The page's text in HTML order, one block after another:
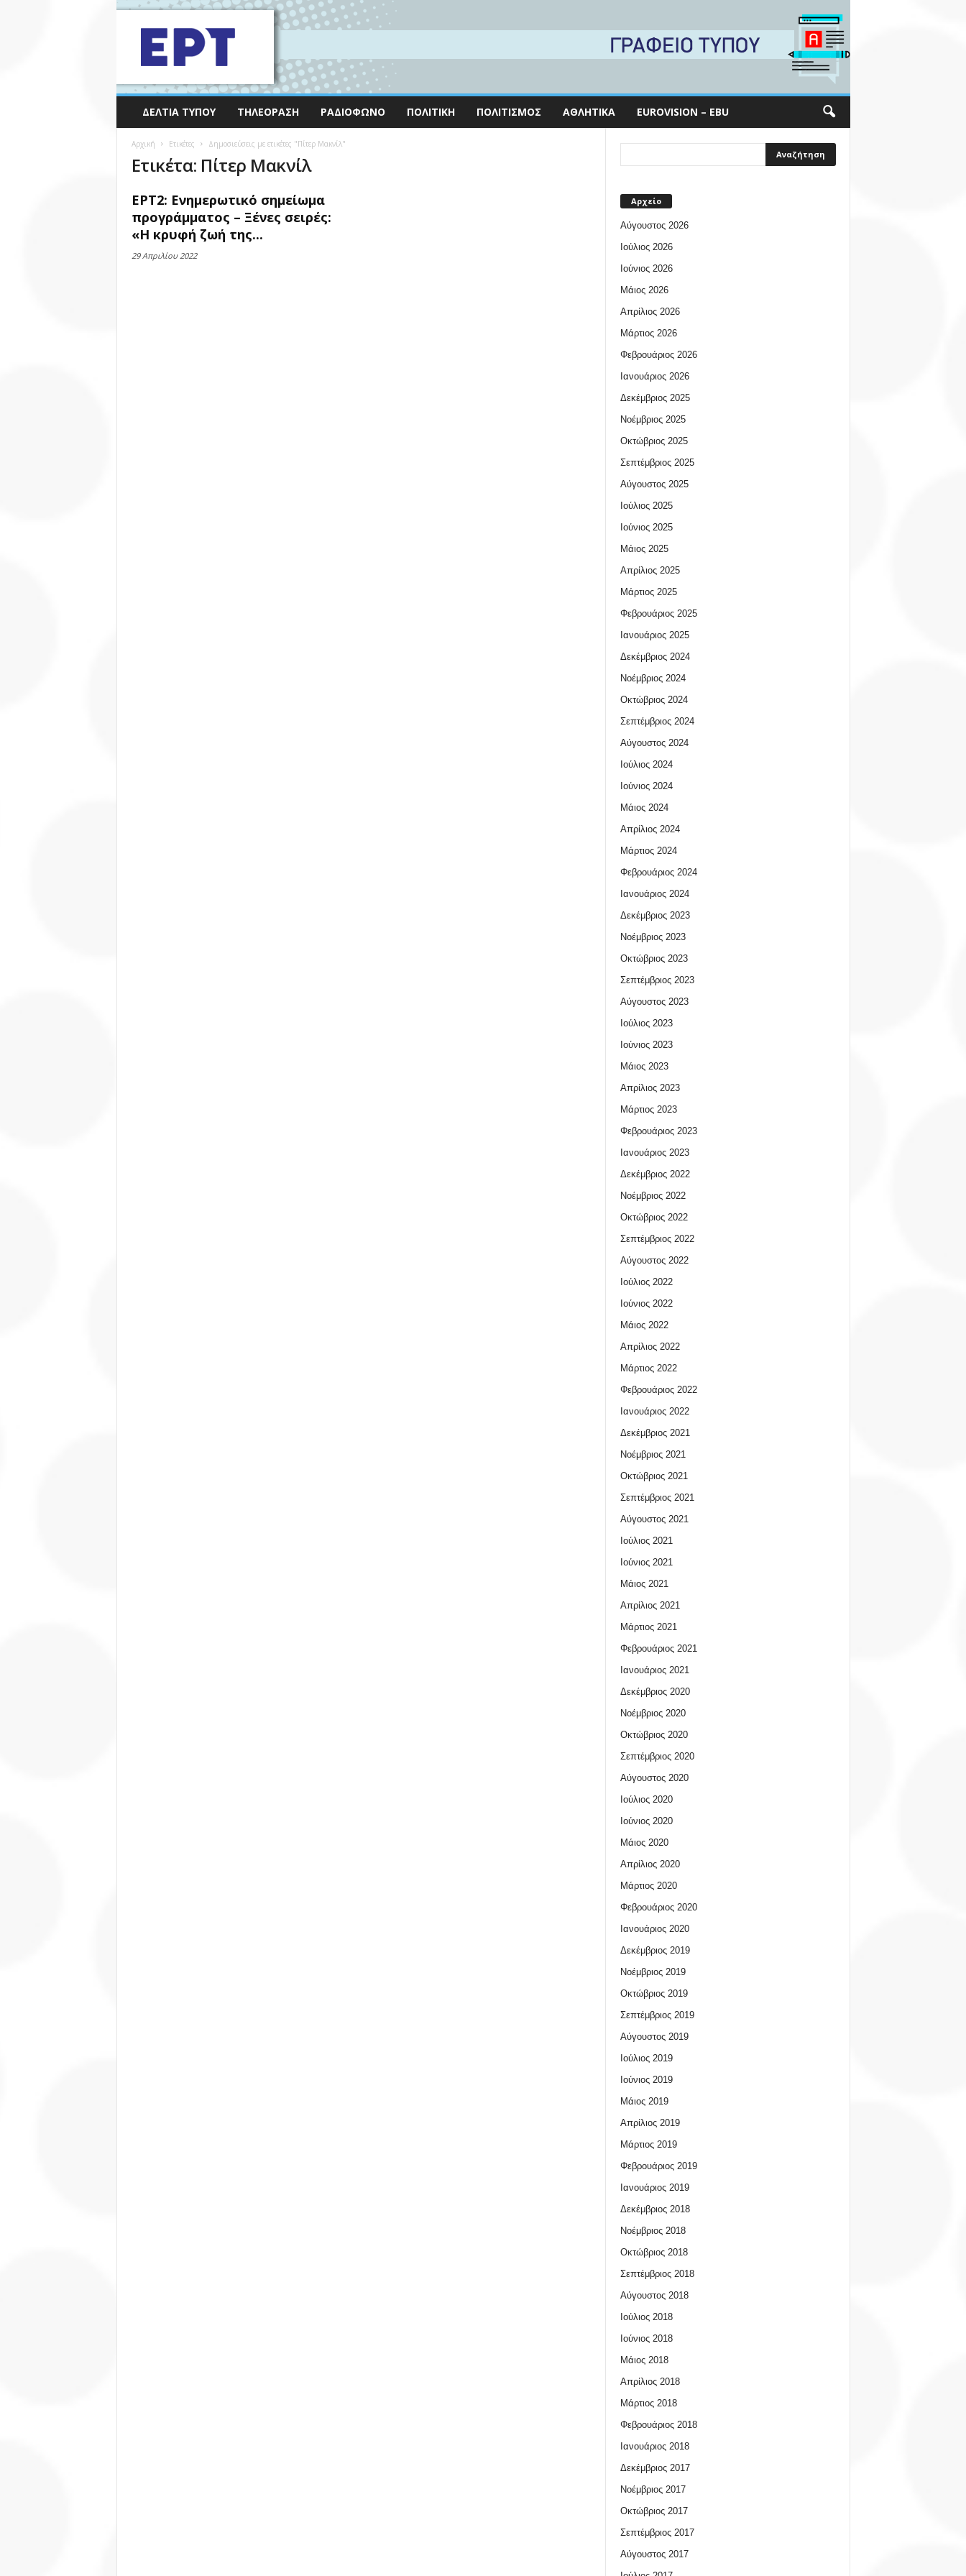
ΔΕΛΤΊΑ ΤΎΠΟΥ ΤΗΛΕΌΡΑΣΗ ΡΑΔΙΌΦΩΝΟ ΠΟΛΙΤΙΚΉ ΠΟΛΙΤΙΣΜΌΣ ΑΘΛΗΤΙΚΆ EUROVISION – EBU
Αρχική Ετικέτες Δημοσιεύσεις με ετικέτες "Πίτερ Μακνίλ"
Ετικέτα: Πίτερ Μακνίλ
ΕΡΤ2: Ενημερωτικό σημείωμα
προγράμματος – Ξένες σειρές:
«Η κρυφή ζωή της...
29 Απριλίου 2022
Αρχείο
Αύγουστος 2026
Ιούλιος 2026
Ιούνιος 2026
Μάιος 2026
Απρίλιος 2026
Μάρτιος 2026
Φεβρουάριος 2026
Ιανουάριος 2026
Δεκέμβριος 2025
Νοέμβριος 2025
Οκτώβριος 2025
Σεπτέμβριος 2025
Αύγουστος 2025
Ιούλιος 2025
Ιούνιος 2025
Μάιος 2025
Απρίλιος 2025
Μάρτιος 2025
Φεβρουάριος 2025
Ιανουάριος 2025
Δεκέμβριος 2024
Νοέμβριος 2024
Οκτώβριος 2024
Σεπτέμβριος 2024
Αύγουστος 2024
Ιούλιος 2024
Ιούνιος 2024
Μάιος 2024
Απρίλιος 2024
Μάρτιος 2024
Φεβρουάριος 2024
Ιανουάριος 2024
Δεκέμβριος 2023
Νοέμβριος 2023
Οκτώβριος 2023
Σεπτέμβριος 2023
Αύγουστος 2023
Ιούλιος 2023
Ιούνιος 2023
Μάιος 2023
Απρίλιος 2023
Μάρτιος 2023
Φεβρουάριος 2023
Ιανουάριος 2023
Δεκέμβριος 2022
Νοέμβριος 2022
Οκτώβριος 2022
Σεπτέμβριος 2022
Αύγουστος 2022
Ιούλιος 2022
Ιούνιος 2022
Μάιος 2022
Απρίλιος 2022
Μάρτιος 2022
Φεβρουάριος 2022
Ιανουάριος 2022
Δεκέμβριος 2021
Νοέμβριος 2021
Οκτώβριος 2021
Σεπτέμβριος 2021
Αύγουστος 2021
Ιούλιος 2021
Ιούνιος 2021
Μάιος 2021
Απρίλιος 2021
Μάρτιος 2021
Φεβρουάριος 2021
Ιανουάριος 2021
Δεκέμβριος 2020
Νοέμβριος 2020
Οκτώβριος 2020
Σεπτέμβριος 2020
Αύγουστος 2020
Ιούλιος 2020
Ιούνιος 2020
Μάιος 2020
Απρίλιος 2020
Μάρτιος 2020
Φεβρουάριος 2020
Ιανουάριος 2020
Δεκέμβριος 2019
Νοέμβριος 2019
Οκτώβριος 2019
Σεπτέμβριος 2019
Αύγουστος 2019
Ιούλιος 2019
Ιούνιος 2019
Μάιος 2019
Απρίλιος 2019
Μάρτιος 2019
Φεβρουάριος 2019
Ιανουάριος 2019
Δεκέμβριος 2018
Νοέμβριος 2018
Οκτώβριος 2018
Σεπτέμβριος 2018
Αύγουστος 2018
Ιούλιος 2018
Ιούνιος 2018
Μάιος 2018
Απρίλιος 2018
Μάρτιος 2018
Φεβρουάριος 2018
Ιανουάριος 2018
Δεκέμβριος 2017
Νοέμβριος 2017
Οκτώβριος 2017
Σεπτέμβριος 2017
Αύγουστος 2017